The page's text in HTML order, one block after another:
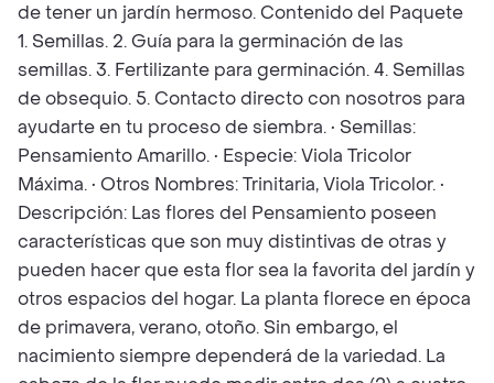
de tener un jardín hermoso. Contenido del Paquete
1. Semillas. 2. Guía para la germinación de las
semillas. 3. Fertilizante para germinación. 4. Semillas
de obsequio. 5. Contacto directo con nosotros para
ayudarte en tu proceso de siembra. • Semillas:
Pensamiento Amarillo. • Especie: Viola Tricolor
Máxima. • Otros Nombres: Trinitaria, Viola Tricolor. •
Descripción: Las flores del Pensamiento poseen
características que son muy distintivas de otras y
pueden hacer que esta flor sea la favorita del jardín y
otros espacios del hogar. La planta florece en época
de primavera, verano, otoño. Sin embargo, el
nacimiento siempre dependerá de la variedad. La